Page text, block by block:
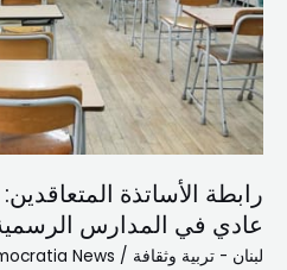
رابطة الأساتذة
عادي في المدارس
لبنان - تربية وثقافة /
News
يوم
دراسي
عادي
في
المدارس
الرسمية